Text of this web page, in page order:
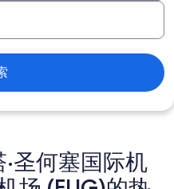
·圣何塞国际机